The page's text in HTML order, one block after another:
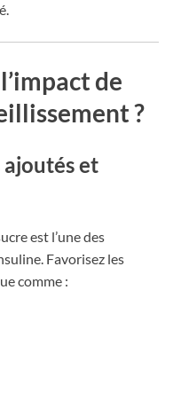
de
?
ajoutés et
est l’une des
Favorisez les
comme :